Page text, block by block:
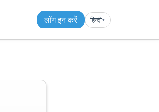
लॉग इन करें हिन्दी▾︎